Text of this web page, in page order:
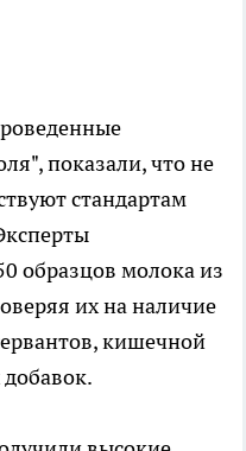
показали, что не
стандартам
образцов молока из
их на наличие
кишечной